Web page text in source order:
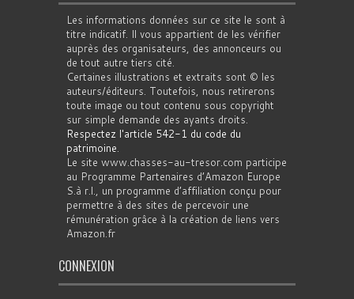
Les informations données sur ce site le sont à
titre indicatif. Il vous appartient de les vérifier
auprès des organisateurs, des annonceurs ou
de tout autre tiers cité.
Certaines illustrations et extraits sont © les
auteurs/éditeurs. Toutefois, nous retirerons
toute image ou tout contenu sous copyright
sur simple demande des ayants droits.
Respectez l'article 542-1 du code du
patrimoine.
Le site www.chasses-au-tresor.com participe
au Programme Partenaires d’Amazon Europe
S.à r.l., un programme d’affiliation conçu pour
permettre à des sites de percevoir une
rémunération grâce à la création de liens vers
Amazon.fr
CONNEXION